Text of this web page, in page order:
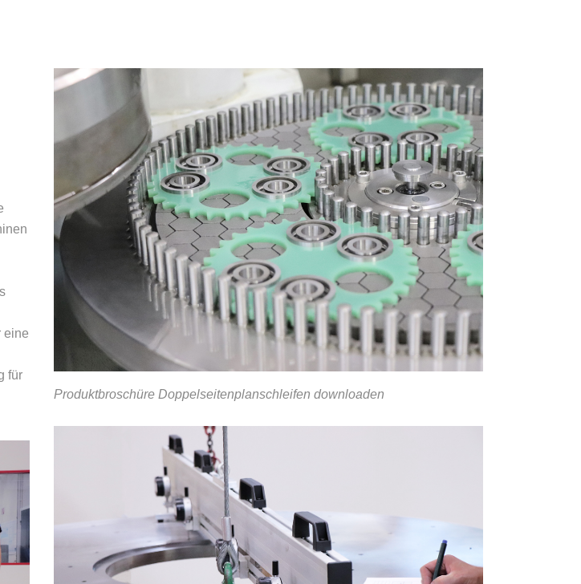
eine
für
Produktbroschüre Doppelseitenplanschleifen downloaden